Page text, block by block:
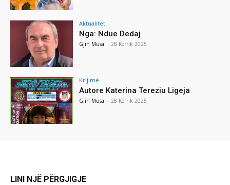
Aktualitet
Nga: Ndue Dedaj
Gjin Musa - 28 Korrik 2025
Krijime
Autore Katerina Tereziu Ligeja
Gjin Musa - 28 Korrik 2025
LINI NJË PËRGJIGJE